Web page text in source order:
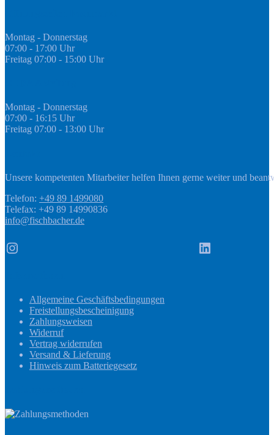
Montag - Donnerstag
07:00 - 17:00 Uhr
Freitag 07:00 - 15:00 Uhr
Montag - Donnerstag
07:00 - 16:15 Uhr
Freitag 07:00 - 13:00 Uhr
Unsere kompetenten Mitarbeiter helfen Ihnen gerne weiter und
Telefon: +49 89 1499080
Telefax: +49 89 14990836
info@fischbacher.de
Instagram LinkedIn
Allgemeine Geschäftsbedingungen
Freistellungsbescheinigung
Zahlungsweisen
Widerruf
Vertrag widerrufen
Versand & Lieferung
Hinweis zum Batteriegesetz